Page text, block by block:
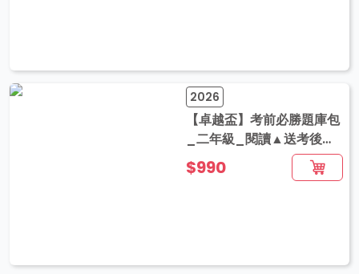
2026
【卓越盃】考前必勝題庫包
_二年級_閱讀▲送考後影
音解題
$990